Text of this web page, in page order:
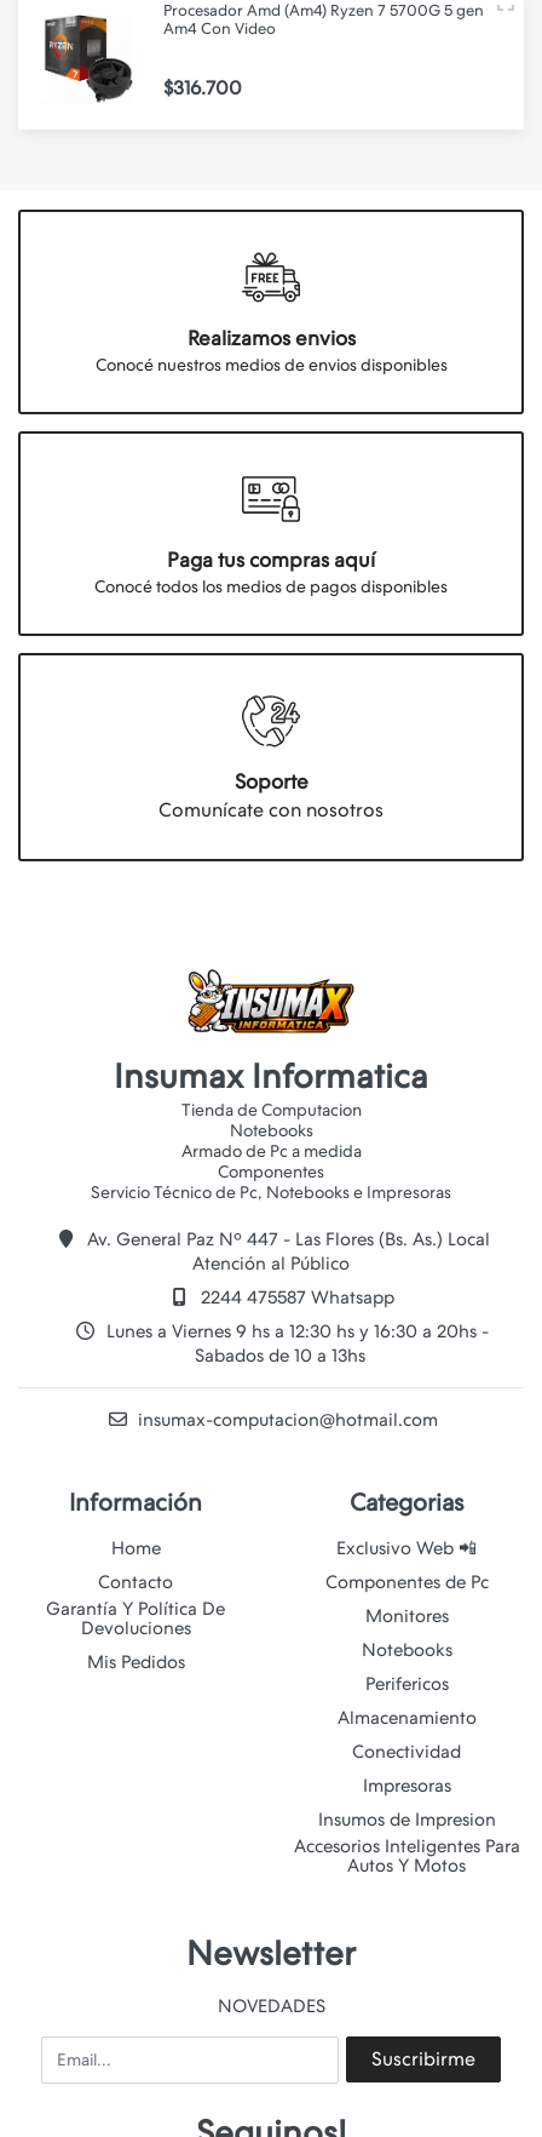
Procesador Amd (Am4) Ryzen 7 5700G 5 gen
Am4 Con Video
$316.700
Realizamos envios
Conocé nuestros medios de envios disponibles
Paga tus compras aquí
Conocé todos los medios de pagos disponibles
Soporte
Comunícate con nosotros
Insumax Informatica
Tienda de Computacion
Notebooks
Armado de Pc a medida
Componentes
Av. General Paz Nº 447 - Las Flores (Bs. As.) Local
Atención al Público
2244 475587 Whatsapp
Lunes a Viernes 9 hs a 12:30 hs y 16:30 a 20hs -
Sabados de 10 a 13hs
insumax-computacion@hotmail.com
Información
Home
Contacto
Garantía Y Política De
Devoluciones
Mis Pedidos
Categorias
Exclusivo Web 📲
Componentes de Pc
Monitores
Notebooks
Perifericos
Almacenamiento
Conectividad
Impresoras
Insumos de Impresion
Accesorios Inteligentes Para
Autos Y Motos
Newsletter
NOVEDADES
Email Suscribirme